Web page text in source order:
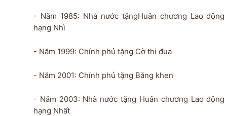
- Năm 1985: Nhà nước tặngHuân chương Lao động
hạng Nhì
- Năm 1999: Chính phủ tặng Cờ thi đua
- Năm 2001: Chính phủ tặng Bằng khen
- Năm 2003: Nhà nước tặng Huân chương Lao động
hạng Nhất